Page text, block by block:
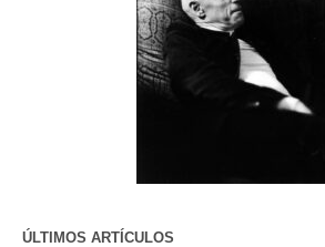
ÚLTIMOS ARTÍCULOS